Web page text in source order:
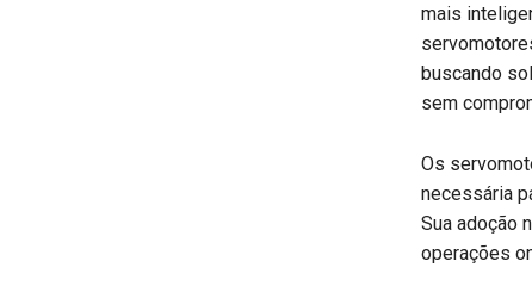
mais
buscando
sem
Os
necessária
Sua adoção
operações